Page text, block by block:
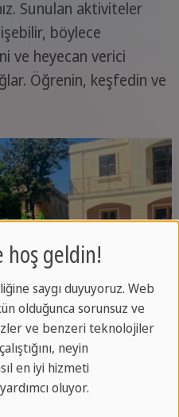
Sunulan aktiviteler
böylece
ve heyecan verici
Öğrenin, keşfedin ve
hoş geldin!
saygı duyuyoruz. Web
olduğunca sorunsuz ve
ve benzeri teknolojiler
neyin
en iyi hizmeti
oluyor.